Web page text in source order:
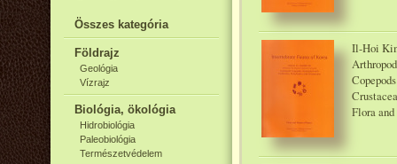
Összes kategória
Földrajz
Geológia
Vízrajz
Biológia, ökológia
Hidrobiológia
Paleobiológia
Természetvédelem
Il-Hoi
Flora